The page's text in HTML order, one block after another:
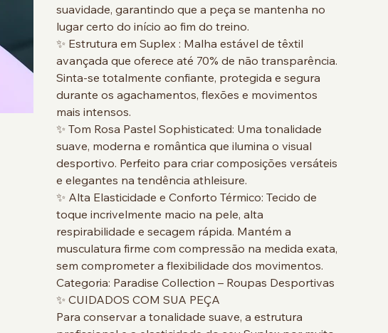
suavidade, garantindo que a peça se mantenha no
lugar certo do início ao fim do treino.
✨ Estrutura em Suplex : Malha estável de têxtil
avançada que oferece até 70% de não transparência.
Sinta-se totalmente confiante, protegida e segura
durante os agachamentos, flexões e movimentos
mais intensos.
✨ Tom Rosa Pastel Sophisticated: Uma tonalidade
suave, moderna e romântica que ilumina o visual
desportivo. Perfeito para criar composições versáteis
e elegantes na tendência athleisure.
✨ Alta Elasticidade e Conforto Térmico: Tecido de
toque incrivelmente macio na pele, alta
respirabilidade e secagem rápida. Mantém a
musculatura firme com compressão na medida exata,
sem comprometer a flexibilidade dos movimentos.
Categoria: Paradise Collection – Roupas Desportivas
✨ CUIDADOS COM SUA PEÇA
Para conservar a tonalidade suave, a estrutura